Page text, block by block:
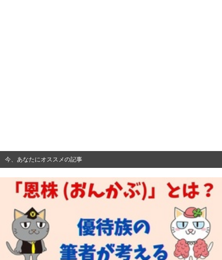
今、あなたにオススメの記事